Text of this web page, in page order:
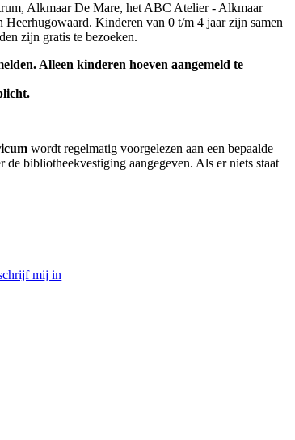
Alkmaar De Mare, het ABC Atelier - Alkmaar
Kinderen van 0 t/m 4 jaar zijn samen
zijn gratis te bezoeken.
Alleen kinderen hoeven aangemeld te
wordt regelmatig voorgelezen aan een bepaalde
bibliotheekvestiging aangegeven. Als er niets staat
mij in